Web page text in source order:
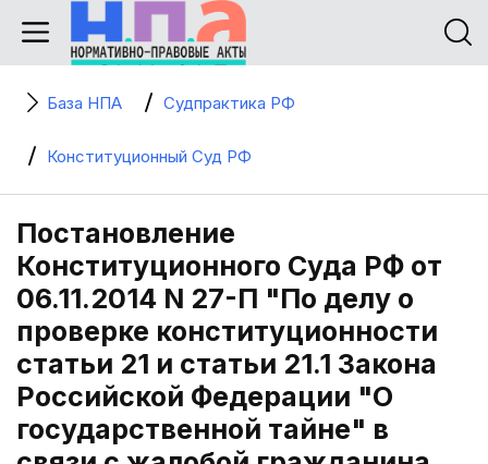
База НПА Судпрактика РФ
Конституционный Суд РФ
Постановление
Конституционного Суда РФ от
06.11.2014 N 27-П "По делу о
проверке конституционности
статьи 21 и статьи 21.1 Закона
Российской Федерации "О
государственной тайне" в